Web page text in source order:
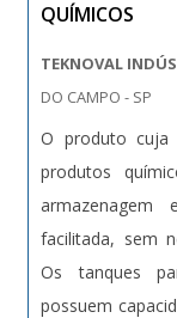
QUÍMICOS
TEKNOVAL
DO CAMPO - SP
O produto cuja
produtos
facilitada, sem
Os tanques
possuem